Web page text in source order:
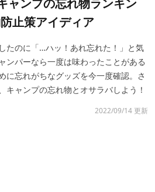
ャンプの忘れ物ランキン
止策アイディア
たのに「…ハッ！あれ忘れた！」と気
ンパーなら一度は味わったことがある
に忘れがちなグッズを今一度確認。さ
キャンプの忘れ物とオサラバしよう！
2022/09/14 更新